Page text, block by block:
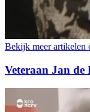
Bekijk meer artikelen
Veteraan Jan de